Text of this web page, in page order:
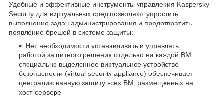
Удобные и эффективные инструменты управления Kaspersky
Security для виртуальных сред позволяют упростить
выполнение задач администрирования и предотвратить
появление брешей в системе защиты:
Нет необходимости устанавливать и управлять
работой защитного решения отдельно на каждой ВМ:
специально выделенное виртуальное устройство
безопасности (virtual security appliance) обеспечивает
централизованную защиту всех ВМ, размещенных на
хост-сервере